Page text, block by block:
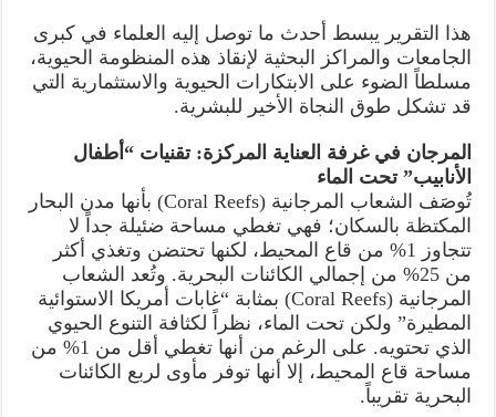
هذا التقرير يبسط أحدث ما توصل إليه العلماء في كبرى
الجامعات والمراكز البحثية لإنقاذ هذه المنظومة الحيوية،
مسلطاً الضوء على الابتكارات الحيوية والاستثمارية التي
قد تشكل طوق النجاة الأخير للبشرية.
المرجان في غرفة العناية المركزة: تقنيات “أطفال
الأنابيب” تحت الماء
تُوصَف الشعاب المرجانية (Coral Reefs) بأنها مدن البحار
المكتظة بالسكان؛ فهي تغطي مساحة ضئيلة جداً لا
تتجاوز 1% من قاع المحيط، لكنها تحتضن وتغذي أكثر
من 25% من إجمالي الكائنات البحرية. وتُعد الشعاب
المرجانية (Coral Reefs) بمثابة “غابات أمريكا الاستوائية
المطيرة” ولكن تحت الماء، نظراً لكثافة التنوع الحيوي
الذي تحتويه. على الرغم من أنها تغطي أقل من 1% من
مساحة قاع المحيط، إلا أنها توفر مأوى لربع الكائنات
البحرية تقريباً.